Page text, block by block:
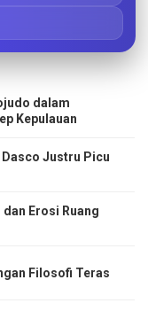
dalam
Kepulauan
Justru Picu
Erosi Ruang
Filosofi Teras